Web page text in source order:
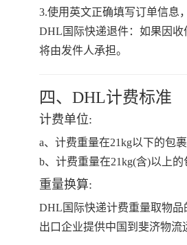
3.使用英文正确填写订单信息
DHL国际快递退件：如果因
将由发件人承担。
四、DHL计费标准
计费单位:
a、计费重量在21kg以下的包
b、计费重量在21kg(含)以上
重量换算:
DHL国际快递计费重量取物品
出口企业提供中国到斐济物